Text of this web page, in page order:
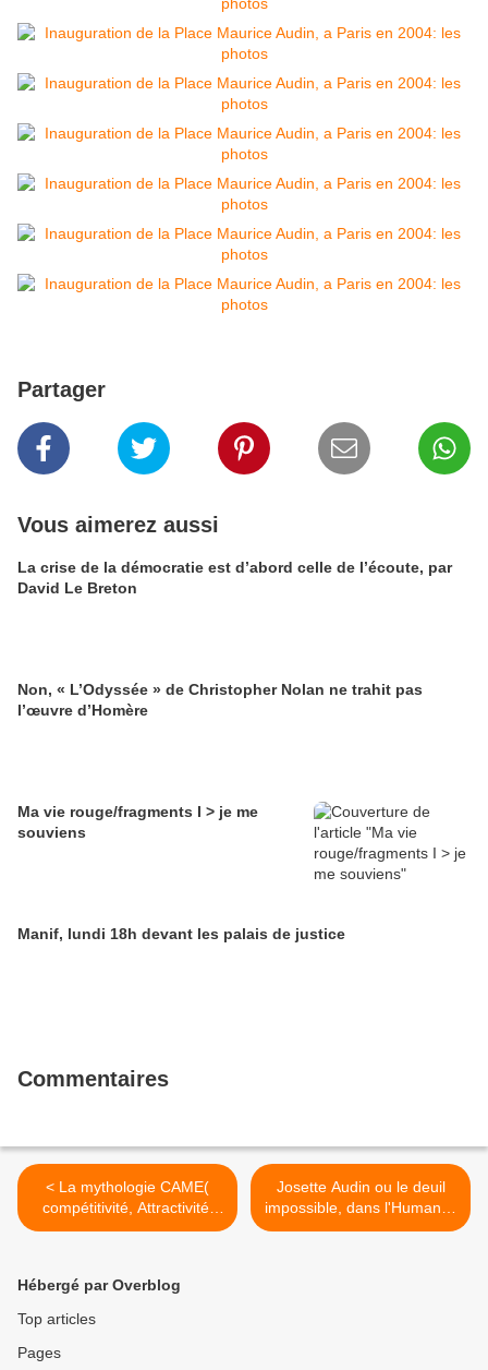
Partager
Vous aimerez aussi
La crise de la démocratie est d’abord celle de l’écoute, par
David Le Breton
Non, « L’Odyssée » de Christopher Nolan ne trahit pas
l’œuvre d’Homère
Ma vie rouge/fragments I > je me
souviens
Manif, lundi 18h devant les palais de justice
Commentaires
< La mythologie CAME(
compétitivité, Attractivité,
Métropolisation, Excellence)
Josette Audin ou le deuil
impossible, dans l'Humanité
du 29 mai >
Hébergé par Overblog
Top articles
Pages